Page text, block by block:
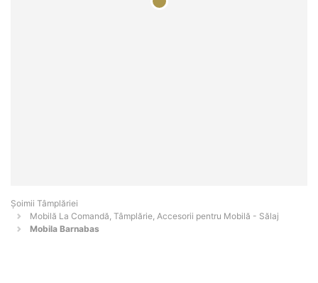
Șoimii Tâmplăriei
Mobilă La Comandă, Tâmplărie, Accesorii pentru Mobilă - Sălaj
Mobila Barnabas